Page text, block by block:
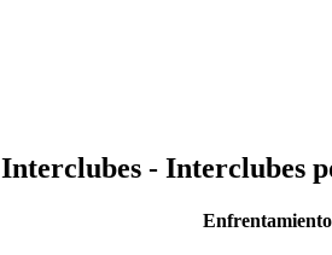
Interclubes - Interclubes
Enfrentamiento